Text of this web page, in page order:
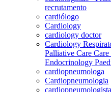
recrutamento
cardiólogo
Cardiology
cardiology doctor
Cardiology
Palliative Care
Endocrinology
cardiopneumologa
Cardiopneumologia
cardiopneumologista